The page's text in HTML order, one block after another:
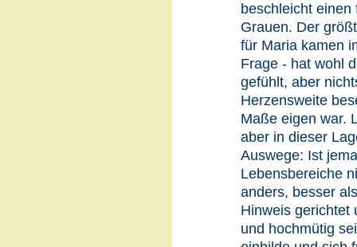
beschleicht
Grauen. Der
für Maria kamen
Frage - hat wohl
gefühlt, aber
Herzensweite
Maße eigen war.
aber in dieser
Auswege: Ist
Lebensbereiche
anders, besser
Hinweis gerichtet
und hochmütig